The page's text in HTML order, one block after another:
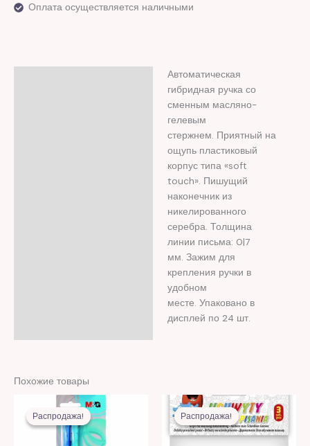
Оплата осуществляется наличными
Автоматическая
гибридная ручка со
сменным масляно-
гелевым
стержнем. Приятный на
ощупь пластиковый
корпус типа «soft
touch». Пишущий
наконечник из
никелированного
серебра. Толщина
линии письма: 0|7
мм. Зажим для
крепления ручки в
удобном
месте. Упаковано в
дисплей по 24 шт.
Похожие товары
Распродажа!
Распродажа!
Первоначальная
цена
составляла
22,00 MDL.
Распродажа!
Распродажа!
Первоначальная
цена
составляла
61,00 MDL.
Текущая
цена:
21,00 MDL.